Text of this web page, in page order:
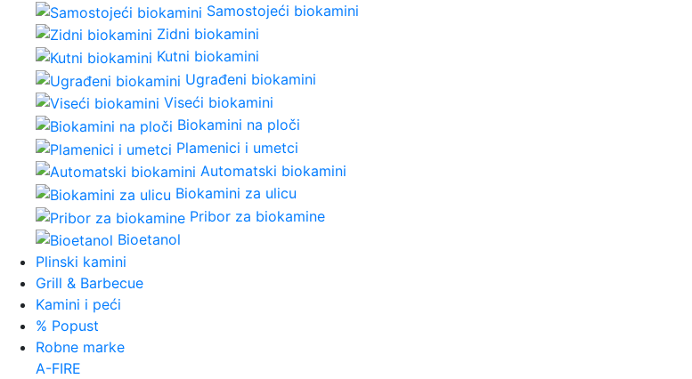
Samostojeći biokamini
Zidni biokamini
Kutni biokamini
Ugrađeni biokamini
Viseći biokamini
Biokamini na ploči
Plamenici i umetci
Automatski biokamini
Biokamini za ulicu
Pribor za biokamine
Bioetanol
Plinski kamini
Grill & Barbecue
Kamini i peći
% Popust
Robne marke
A-FIRE